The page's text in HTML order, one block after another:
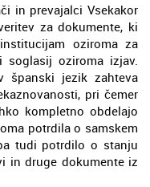
in prevajalci Vsekakor
za dokumente, ki
oziroma za
oziroma izjav.
španski jezik zahteva
pri čemer
kompletno obdelajo
potrdila o samskem
tudi potrdilo o stanju
in druge dokumente iz